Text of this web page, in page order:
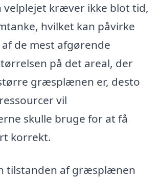
kræver ikke blot tid,
hvilket kan påvirke
de mest afgørende
på det areal, der
græsplænen er, desto
vil
skulle bruge for at få
korrekt.
tilstanden af græsplænen